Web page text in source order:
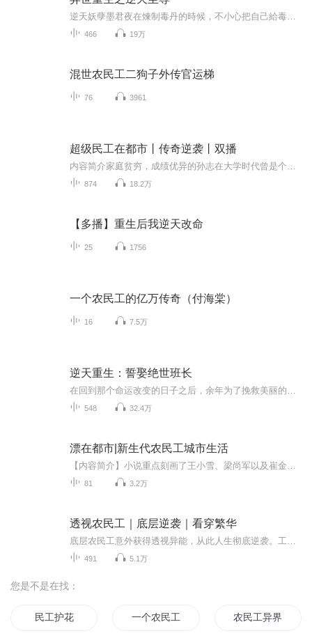
466 19万
混世农民工二狗子外传官运梯
76 3961
超级民工在都市丨传奇逆袭丨双播
874 18.2万
【多播】重生后我逆天改命
25 1756
一个农民工的亿万传奇（付海棠）
16 7.5万
逆天重生：誓娶绝世班长
548 32.4万
漂在都市|新生代农民工城市生活
81 3.2万
透视农民工｜底层逆袭｜看穿繁华
491 5.1万
您是不是在找：
民工护花 一个农民工的故事 农民工异界游